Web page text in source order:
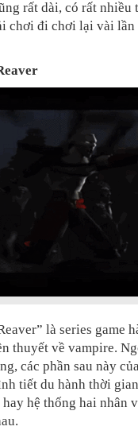
rất dài, có rất nhiều
chơi đi chơi lại vài lần
là series game
thuyết về vampire.
các phần sau này
tiết du hành thời
hệ thống hai nhân